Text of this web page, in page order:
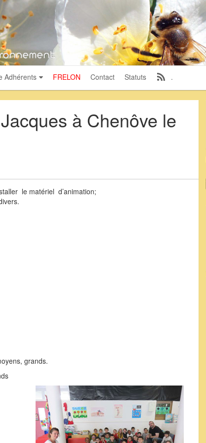
Adhérents FRELON Contact Statuts .
à Chenôve le
le matériel d’animation;
grands.